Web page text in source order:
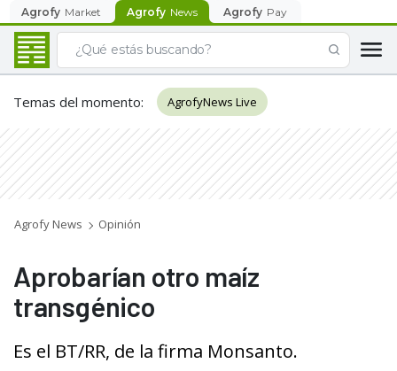
Agrofy Market Agrofy News Agrofy Pay
Temas del momento: AgrofyNews Live
Agrofy News Opinión
Aprobarían otro maíz
transgénico
Es el BT/RR, de la firma Monsanto.